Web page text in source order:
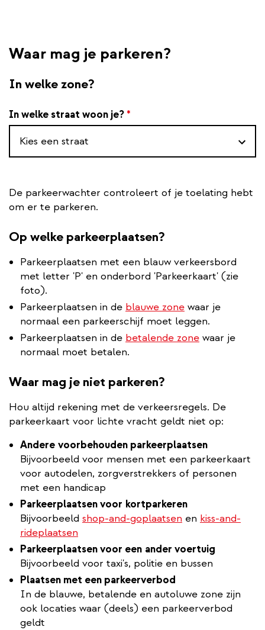
Waar mag je parkeren?
In welke zone?
In welke straat woon je? *
Kies een straat
De parkeerwachter controleert of je toelating hebt
om er te parkeren.
Op welke parkeerplaatsen?
Parkeerplaatsen met een blauw verkeersbord
met letter 'P' en onderbord 'Parkeerkaart' (zie
foto).
Parkeerplaatsen in de blauwe zone waar je
normaal een parkeerschijf moet leggen.
Parkeerplaatsen in de betalende zone waar je
normaal moet betalen.
Waar mag je niet parkeren?
Hou altijd rekening met de verkeersregels. De
parkeerkaart voor lichte vracht geldt niet op:
Andere voorbehouden parkeerplaatsen
Bijvoorbeeld voor mensen met een parkeerkaart
voor autodelen, zorgverstrekkers of personen
met een handicap
Parkeerplaatsen voor kortparkeren
Bijvoorbeeld shop-and-goplaatsen en kiss-and-
rideplaatsen
Parkeerplaatsen voor een ander voertuig
Bijvoorbeeld voor taxi's, politie en bussen
Plaatsen met een parkeerverbod
In de blauwe, betalende en autoluwe zone zijn
ook locaties waar (deels) een parkeerverbod
geldt